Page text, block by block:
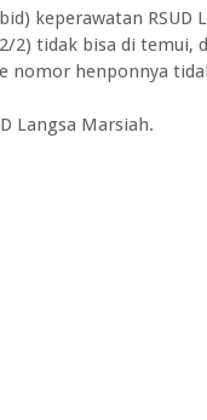
keperawatan RSUD
2) tidak bisa di temui,
nomor henponnya
Langsa Marsiah.